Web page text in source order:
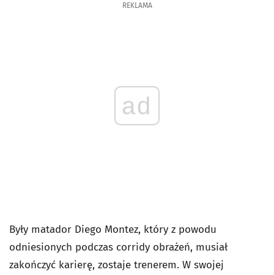
REKLAMA
ad
Były matador Diego Montez, który z powodu
odniesionych podczas corridy obrażeń, musiał
zakończyć karierę, zostaje trenerem. W swojej